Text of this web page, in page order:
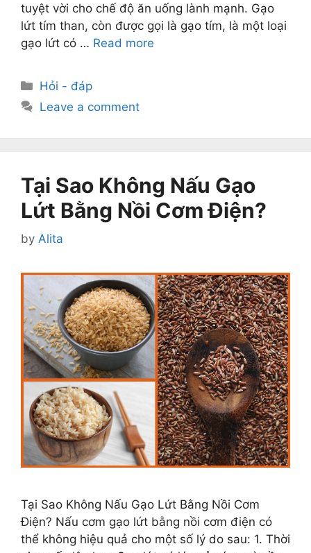
tuyệt vời cho chế độ ăn uống lành mạnh. Gạo
lứt tím than, còn được gọi là gạo tím, là một loại
gạo lứt có … Read more
Categories
Hỏi - đáp
Leave a comment
Tại Sao Không Nấu Gạo
Lứt Bằng Nồi Cơm Điện?
by Alita
Tại Sao Không Nấu Gạo Lứt Bằng Nồi Cơm
Điện? Nấu cơm gạo lứt bằng nồi cơm điện có
thể không hiệu quả cho một số lý do sau: 1. Thời